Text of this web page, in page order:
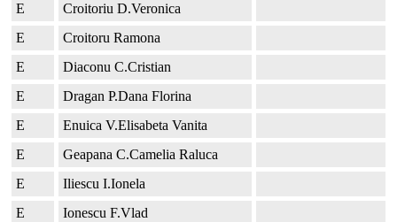
E
Croitoriu D.Veronica
E
Croitoru Ramona
E
Diaconu C.Cristian
E
Dragan P.Dana Florina
E
Enuica V.Elisabeta Vanita
E
Geapana C.Camelia Raluca
E
Iliescu I.Ionela
E
Ionescu F.Vlad